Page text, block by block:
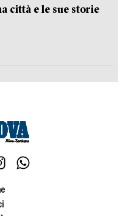
città e le sue storie